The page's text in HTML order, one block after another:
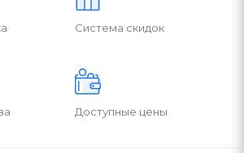
Система скидок
Доступные цены